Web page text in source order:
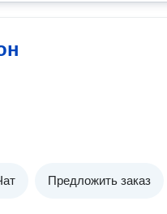
Предложить заказ